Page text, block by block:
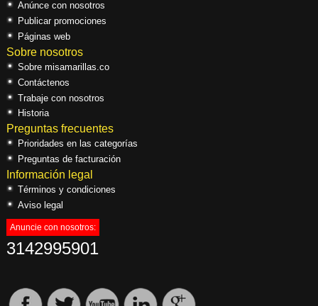
Anúnce con nosotros
Publicar promociones
Páginas web
Sobre nosotros
Sobre misamarillas.co
Contáctenos
Trabaje con nosotros
Historia
Preguntas frecuentes
Prioridades en las categorías
Preguntas de facturación
Información legal
Términos y condiciones
Aviso legal
Anuncie con nosotros:
3142995901